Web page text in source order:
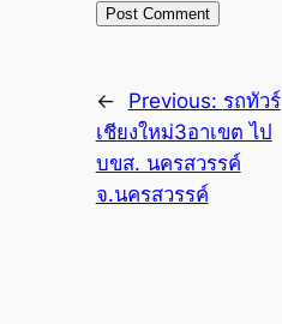
← Previous: รถทัวร์
เชียงใหม่3อาเขต ไป
บขส. นครสวรรค์
จ.นครสวรรค์